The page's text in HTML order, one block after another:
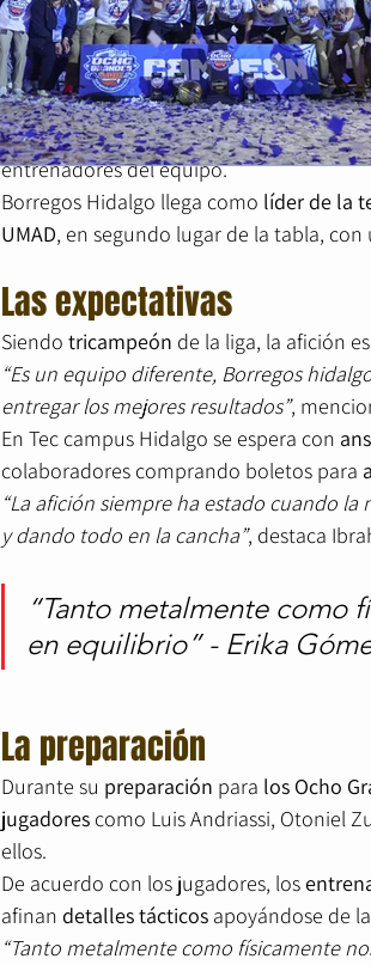
UPAEP.
Habiendo obtenido 3 triunfos previos en
obtener su cuarto título en esta liga.
“Nuestra mentalidad siempre es la
cien y que el trabajo sea el que nos
entrenadores del equipo.
Borregos Hidalgo llega como líder de la
UMAD, en segundo lugar de la tabla, con
Las expectativas
Siendo tricampeón de la liga, la afición
“Es un equipo diferente, Borregos
entregar los mejores resultados”,
En Tec campus Hidalgo se espera con
colaboradores comprando boletos para
“La afición siempre ha estado cuando
y dando todo en la cancha”, destaca
“Tanto metalmente como
en equilibrio” - Erika
La preparación
Durante su preparación para los Ocho
jugadores como Luis Andriassi, Otoniel
ellos.
De acuerdo con los jugadores, los
afinan detalles tácticos apoyándose de
“Tanto metalmente como físicamente